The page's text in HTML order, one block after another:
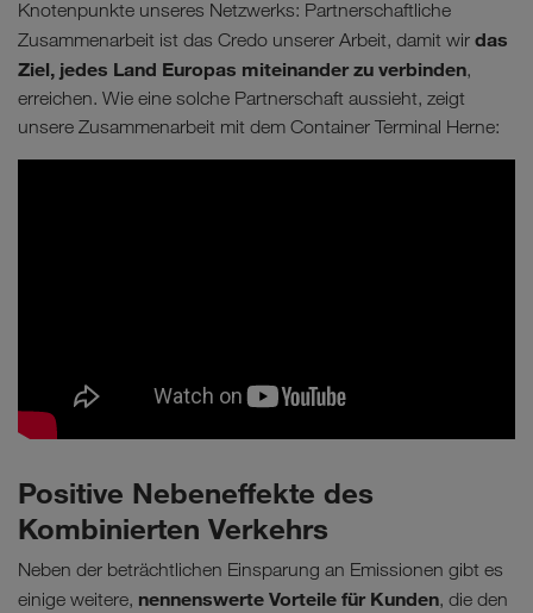
Knotenpunkte unseres Netzwerks: Partnerschaftliche
Zusammenarbeit ist das Credo unserer Arbeit, damit wir das
Ziel, jedes Land Europas miteinander zu verbinden,
erreichen. Wie eine solche Partnerschaft aussieht, zeigt
unsere Zusammenarbeit mit dem Container Terminal Herne:
Positive Nebeneffekte des
Kombinierten Verkehrs
Neben der beträchtlichen Einsparung an Emissionen gibt es
einige weitere, nennenswerte Vorteile für Kunden, die den